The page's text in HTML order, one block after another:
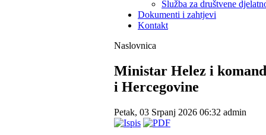
Služba za društvene
Dokumenti i zahtjevi
Kontakt
Naslovnica
Ministar Helez i
i Hercegovine
Petak, 03 Srpanj 2026 06:32 admin